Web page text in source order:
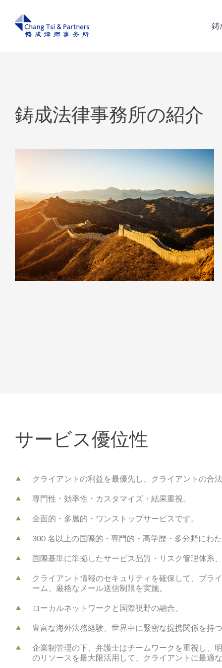
鋳
鋳成法律事務所の紹介
サービス優位性
クライアントの利益を最優先し、クライアントの合
専門性・効率性・カスタマイズ・結果重視。
全面的・多層的・ワンストップサービスです。
300 名以上の国際的・専門的・高学歴・多分野にわ
国際基準に準拠したサービス品質・リスク管理体系
クライアント情報のセキュリティを確保して、プラ
ーム、厳格なメール送信制限を実施。
ローカルネットワークと国際視野の融合。
豊富な海外法務経験、世界中に緊密な提携関係を持
企業制管理の下、弁護士はチームワークを重視し、
のリソースを最大限活用して、クライアントに最適